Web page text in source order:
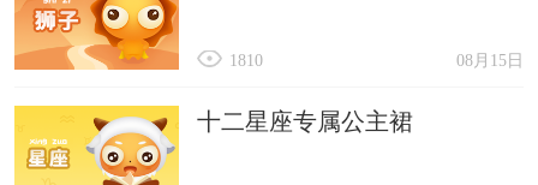
08月15日
1810
十二星座专属公主裙